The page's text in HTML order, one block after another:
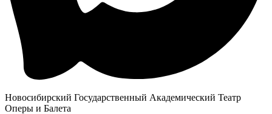
Новосибирский Государственный Академический Театр
Оперы и Балета